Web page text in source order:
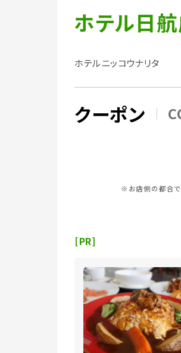
ホテル日
ホテルニッコウナリタ
クーポン
※お店側の都合で
[PR]